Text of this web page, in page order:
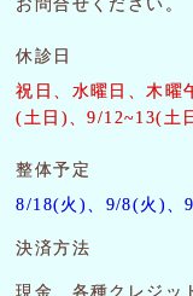
お問合せください。
休診日
祝日、水曜日、木曜
(土日)、9/12~13(土
整体予定
8/18(火)、9/8(火)、
決済方法
現金、各種クレジッ